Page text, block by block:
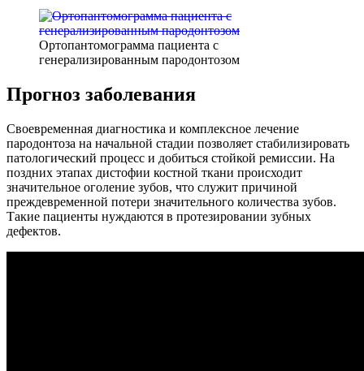
Ортопантомограмма пациента с
генерализированным пародонтозом
Прогноз заболевания
Своевременная диагностика и комплексное лечение
пародонтоза на начальной стадии позволяет стабилизировать
патологический процесс и добиться стойкой ремиссии. На
поздних этапах дистофии костной ткани происходит
значительное оголение зубов, что служит причиной
преждевременной потери значительного количества зубов.
Такие пациенты нуждаются в протезировании зубных
дефектов.